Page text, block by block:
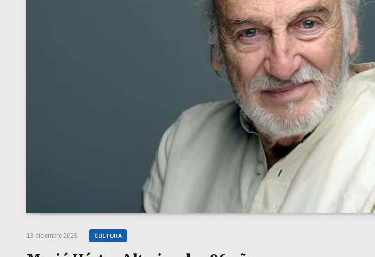
13 diciembre 2025 CULTURA